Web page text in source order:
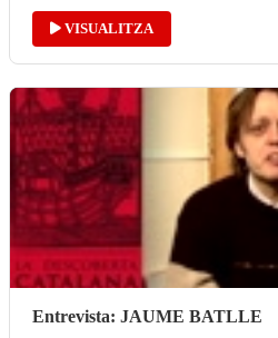
VISUALITZA
Entrevista: JAUME BATLLE